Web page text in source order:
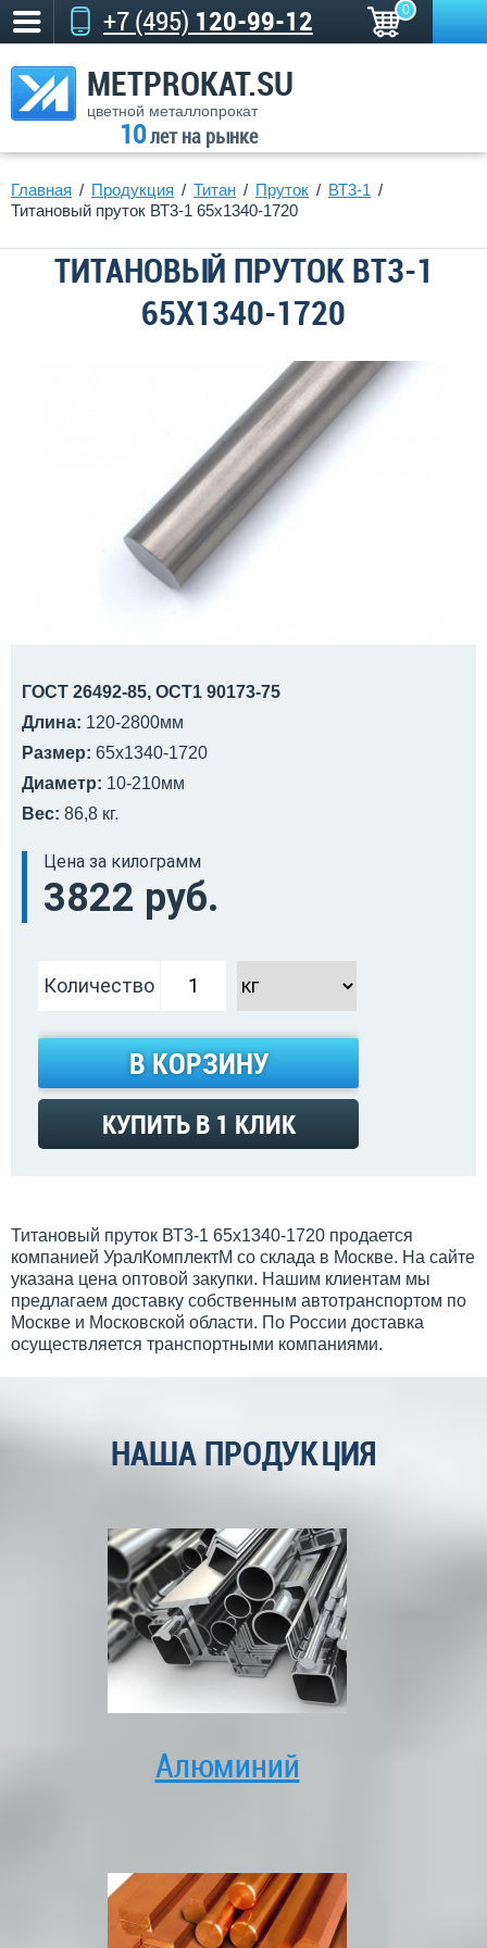
+7 (495) 120-99-12 0
METPROKAT.SU
цветной металлопрокат
10лет на рынке
Главная Продукция Титан Пруток
ВТ3-1
Титановый пруток ВТ3-1 65х1340-1720
ТИТАНОВЫЙ ПРУТОК ВТ3-1
65Х1340-1720
ГОСТ 26492-85, ОСТ1 90173-75
Длина: 120-2800мм
Размер: 65х1340-1720
Диаметр: 10-210мм
Вес: 86,8 кг.
Цена за килограмм
3822 руб.
Количество
В КОРЗИНУ
КУПИТЬ В 1 КЛИК
Титановый пруток ВТ3-1 65х1340-1720 продается
компанией УралКомплектМ со склада в Москве. На сайте
указана цена оптовой закупки. Нашим клиентам мы
предлагаем доставку собственным автотранспортом по
Москве и Московской области. По России доставка
осуществляется транспортными компаниями.
НАША ПРОДУКЦИЯ
Алюминий